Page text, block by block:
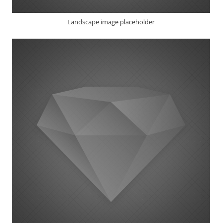
Landscape image placeholder